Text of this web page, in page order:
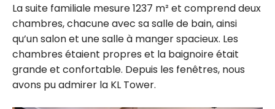
La suite familiale mesure 1237 m² et comprend deux
chambres, chacune avec sa salle de bain, ainsi
qu’un salon et une salle à manger spacieux. Les
chambres étaient propres et la baignoire était
grande et confortable. Depuis les fenêtres, nous
avons pu admirer la KL Tower.